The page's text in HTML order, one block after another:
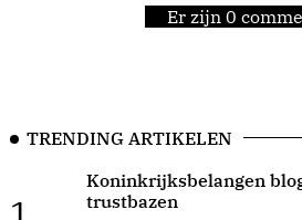
Er zijn 0
TRENDING ARTIKELEN
Koninkrijksbelangen
trustbazen